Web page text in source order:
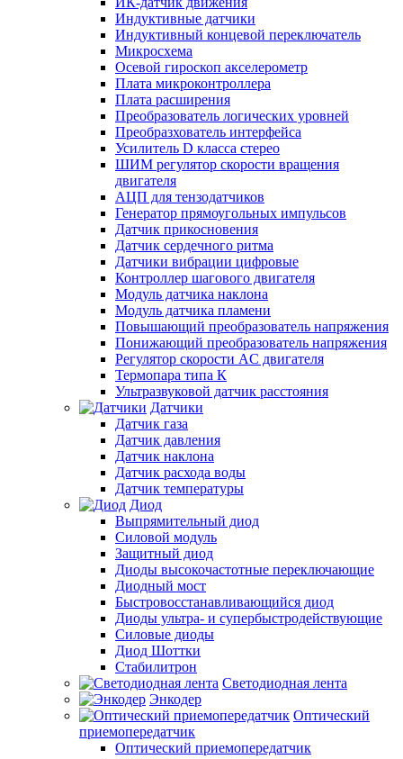
Индуктивные датчики
Индуктивный концевой переключатель
Микросхема
Осевой гироскоп акселерометр
Плата микроконтроллера
Плата расширения
Преобразователь логических уровней
Преобразхователь интерфейса
Усилитель D класса стерео
ШИМ регулятор скорости вращения
двигателя
АЦП для тензодатчиков
Генератор прямоугольных импульсов
Датчик прикосновения
Датчик сердечного ритма
Датчики вибрации цифровые
Контроллер шагового двигателя
Модуль датчика наклона
Модуль датчика пламени
Повышающий преобразователь напряжения
Понижающий преобразователь напряжения
Регулятор скорости AC двигателя
Термопара типа К
Ультразвуковой датчик расстояния
Датчики
Датчик газа
Датчик давления
Датчик наклона
Датчик расхода воды
Датчик температуры
Диод
Выпрямительный диод
Силовой модуль
Защитный диод
Диоды высокочастотные переключающие
Диодный мост
Быстровосстанавливающийся диод
Диоды ультра- и супербыстродействующие
Силовые диоды
Диод Шоттки
Стабилитрон
Светодиодная лента
Энкодер
Оптический
приемопередатчик
Оптический приемопередатчик